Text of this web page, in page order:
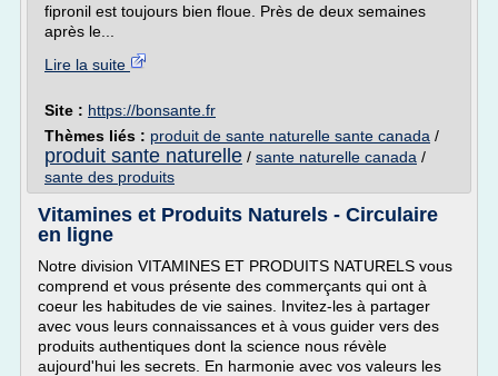
fipronil est toujours bien floue. Près de deux semaines
après le...
Lire la suite
Site : https://bonsante.fr
Thèmes liés : produit de sante naturelle sante canada /
produit sante naturelle / sante naturelle canada /
sante des produits
Vitamines et Produits Naturels - Circulaire
en ligne
Notre division VITAMINES ET PRODUITS NATURELS vous
comprend et vous présente des commerçants qui ont à
coeur les habitudes de vie saines. Invitez-les à partager
avec vous leurs connaissances et à vous guider vers des
produits authentiques dont la science nous révèle
aujourd'hui les secrets. En harmonie avec vos valeurs les